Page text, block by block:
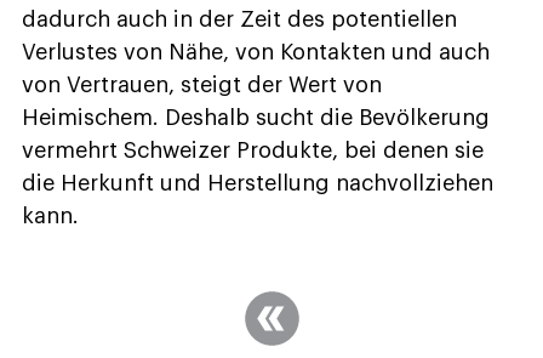
dadurch auch in der Zeit des potentiellen
Verlustes von Nähe, von Kontakten und auch
von Vertrauen, steigt der Wert von
Heimischem. Deshalb sucht die Bevölkerung
vermehrt Schweizer Produkte, bei denen sie
die Herkunft und Herstellung nachvollziehen
kann.